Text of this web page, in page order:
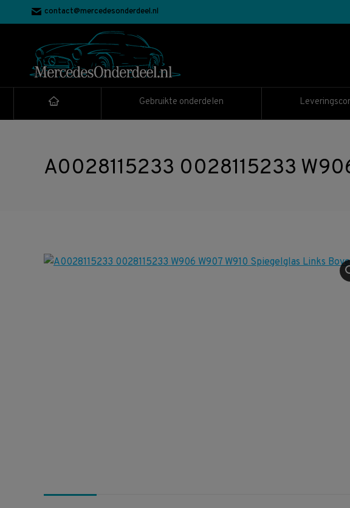
contact@mercedesonderdeel.nl
Gebruikte onderdelen
A0028115233 0028115233